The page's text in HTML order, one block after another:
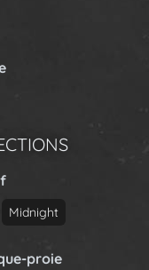
Midnight
proie